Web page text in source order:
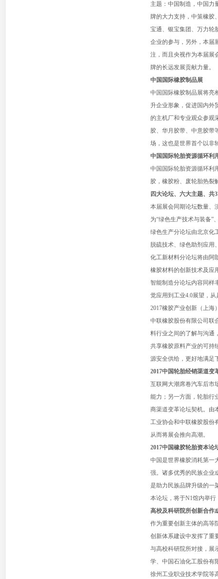
主题：中国制造，中国力
牌的大力支持，中策橡胶
宝通、银宝集团、万力轮
企业的参与，另外，本届
注，而且央视作为本届展
牌的长远发展贡献力量。
中国国际橡胶制品展
中国国际橡胶制品展将亮
升企业形象，促进国内外
的主机厂和专业观众参观
胶、华月胶带、中意胶带
场，这也是世界首个以非
中国国际轮胎资源循环利
中国国际轮胎资源循环利
胶，橡胶粉、废轮胎热裂
四大论坛、六大主题、共
本届展会同期论坛数量、
为“绿色生产技术与装备”
绿色生产分论坛由北京化
脱硫技术、绿色助剂应用
化工新材料分论坛将由阿
橡胶材料的创新技术及应
智能制造分论坛内容同样
觉应用到工业4.0展望，
2017橡胶产业创新（上
中联橡胶股份有限公司联
料行业之间的了解与沟通
共享橡胶原料产业的可持
源安全供给，更好地满足
2017中国轮胎经销渠道变
互联网大潮席卷汽车后市
能力；另一方面，轮胎行
商渠道变革论坛契机。由
工业协会和中联橡胶股份
从而将展会推向高潮。
2017中国橡胶轮胎资本论
中国是世界橡胶消耗第一
强。诸多优秀的民族企业
是助力民族品牌升级的一
本论坛，将于N1馆内举行
高校及科研院所创新合作
作为重要创新主体的高等
创新体系建设中发挥了重
与高校科研院所对接，展
学、中国石油化工股份有
徐州工业职业技术学院等